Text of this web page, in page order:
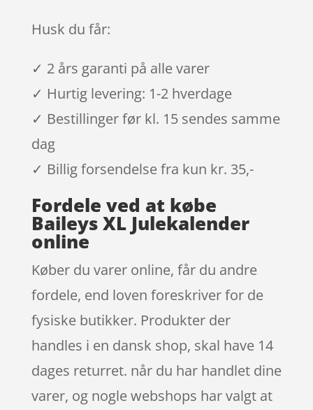
Husk du får:
✓ 2 års garanti på alle varer
✓ Hurtig levering: 1-2 hverdage
✓ Bestillinger før kl. 15 sendes samme
dag
✓ Billig forsendelse fra kun kr. 35,-
Fordele ved at købe
Baileys XL Julekalender
online
Køber du varer online, får du andre
fordele, end loven foreskriver for de
fysiske butikker. Produkter der
handles i en dansk shop, skal have 14
dages returret. når du har handlet dine
varer, og nogle webshops har valgt at